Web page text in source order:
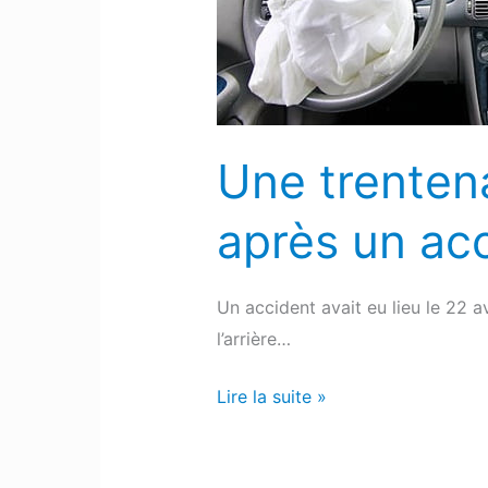
Une
après un
Un accident avait eu lieu le 22
l’arrière…
après
un
accident
sur
Lire la suite »